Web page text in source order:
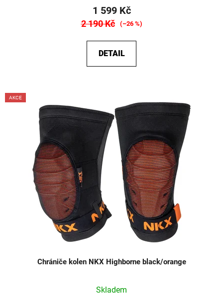
1 599 Kč
2 190 Kč (–26 %)
DETAIL
AKCE
Chrániče kolen NKX Highborne black/orange
Skladem